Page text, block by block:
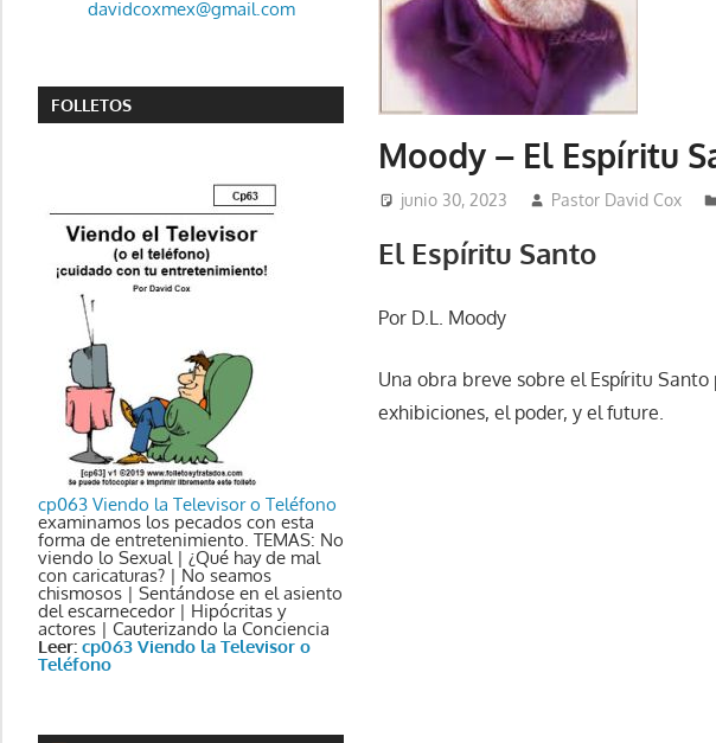
Moody – El Espíritu
junio 30, 2023 Pastor David Cox
El Espíritu Santo
Por D.L. Moody
Una obra breve sobre el Espíritu
exhibiciones, el poder, y el future.
davidcoxmex@gmail.com
FOLLETOS
cp063 Viendo la Televisor o Teléfono
examinamos los pecados con esta
forma de entretenimiento. TEMAS: No
viendo lo Sexual | ¿Qué hay de mal
con caricaturas? | No seamos
chismosos | Sentándose en el asiento
del escarnecedor | Hipócritas y
actores | Cauterizando la Conciencia
Leer: cp063 Viendo la Televisor o
Teléfono